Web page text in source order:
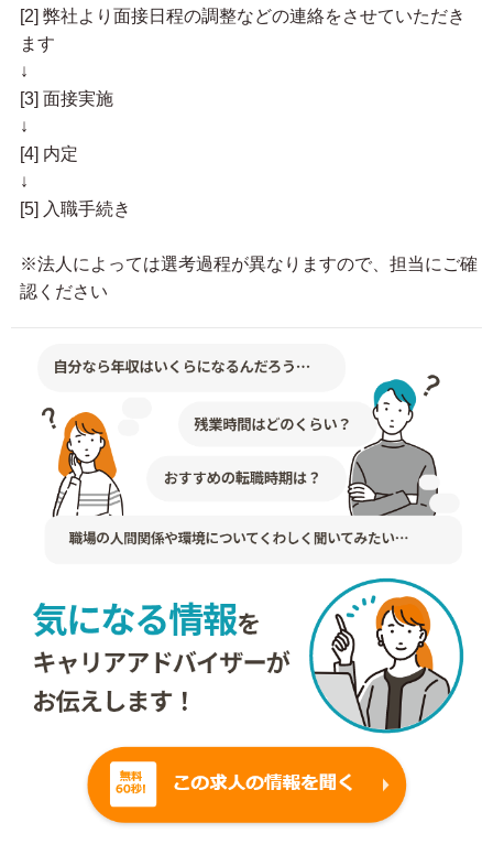
[2] 弊社より面接日程の調整などの連絡をさせていただき
ます
↓
[3] 面接実施
↓
[4] 内定
↓
[5] 入職手続き
※法人によっては選考過程が異なりますので、担当にご確
認ください